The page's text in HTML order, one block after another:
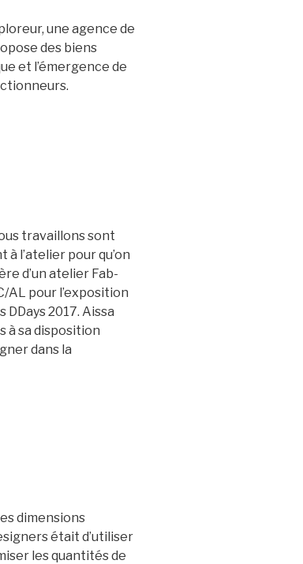
une agence de
des biens
et l’émergence de
travaillons sont
à l’atelier pour qu’on
d’un atelier Fab-
AL pour l’exposition
2017. Aissa
à sa disposition
dans la
dimensions
était d’utiliser
les quantités de